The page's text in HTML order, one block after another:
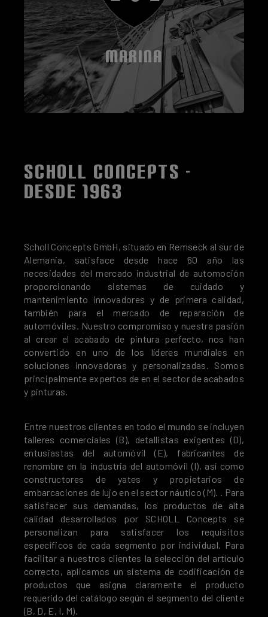
MARINA
SCHOLL CONCEPTS -
DESDE 1963
Scholl Concepts GmbH, situado en Remseck al sur de
Alemania, satisface desde hace 60 año las
necesidades del mercado industrial de automoción
proporcionando sistemas de cuidado y
mantenimiento innovadores y de primera calidad,
también para el mercado de reparación de
automóviles. Nuestro compromiso y nuestra pasión
al crear el acabado de pintura perfecto, nos han
convertido en uno de los líderes mundiales en
soluciones innovadoras y personalizadas. Somos
principalmente expertos de en el sector de acabados
y pinturas.
Entre nuestros clientes en todo el mundo se incluyen
talleres comerciales (B), detallistas exigentes (D),
entusiastas del automóvil (E), fabricantes de
renombre en la industria del automóvil (I), así como
constructores de yates y propietarios de
embarcaciones de lujo en el sector náutico (M). . Para
satisfacer sus demandas, los productos de alta
calidad desarrollados por SCHOLL Concepts se
personalizan para satisfacer los requisitos
específicos de cada segmento por individual. Para
facilitar a nuestros clientes la selección del artículo
correcto, aplicamos un sistema de codificación de
productos que asigna claramente el producto
requerido del catálogo según el segmento del cliente
(B, D, E, I, M).